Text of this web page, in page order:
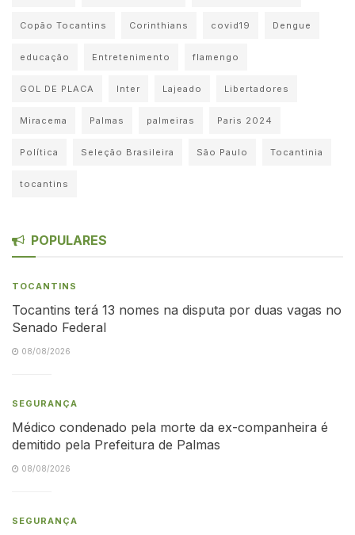
Copão Tocantins Corinthians covid19 Dengue
educação Entretenimento flamengo
GOL DE PLACA Inter Lajeado Libertadores
Miracema Palmas palmeiras Paris 2024
Política Seleção Brasileira São Paulo Tocantinia
tocantins
POPULARES
TOCANTINS
Tocantins terá 13 nomes na disputa por duas vagas no
Senado Federal
08/08/2026
SEGURANÇA
Médico condenado pela morte da ex-companheira é
demitido pela Prefeitura de Palmas
08/08/2026
SEGURANÇA